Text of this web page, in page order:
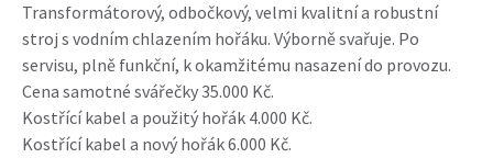
Transformátorový, odbočkový, velmi kvalitní a robustní
stroj s vodním chlazením hořáku. Výborně svařuje. Po
servisu, plně funkční, k okamžitému nasazení do provozu.
Cena samotné svářečky 35.000 Kč.
Kostřící kabel a použitý hořák 4.000 Kč.
Kostřící kabel a nový hořák 6.000 Kč.